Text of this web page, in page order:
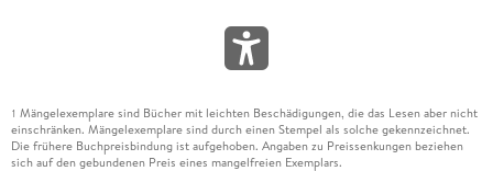
1 Mängelexemplare sind Bücher mit leichten Beschädigungen, die das Lesen aber nicht
einschränken. Mängelexemplare sind durch einen Stempel als solche gekennzeichnet.
Die frühere Buchpreisbindung ist aufgehoben. Angaben zu Preissenkungen beziehen
sich auf den gebundenen Preis eines mangelfreien Exemplars.